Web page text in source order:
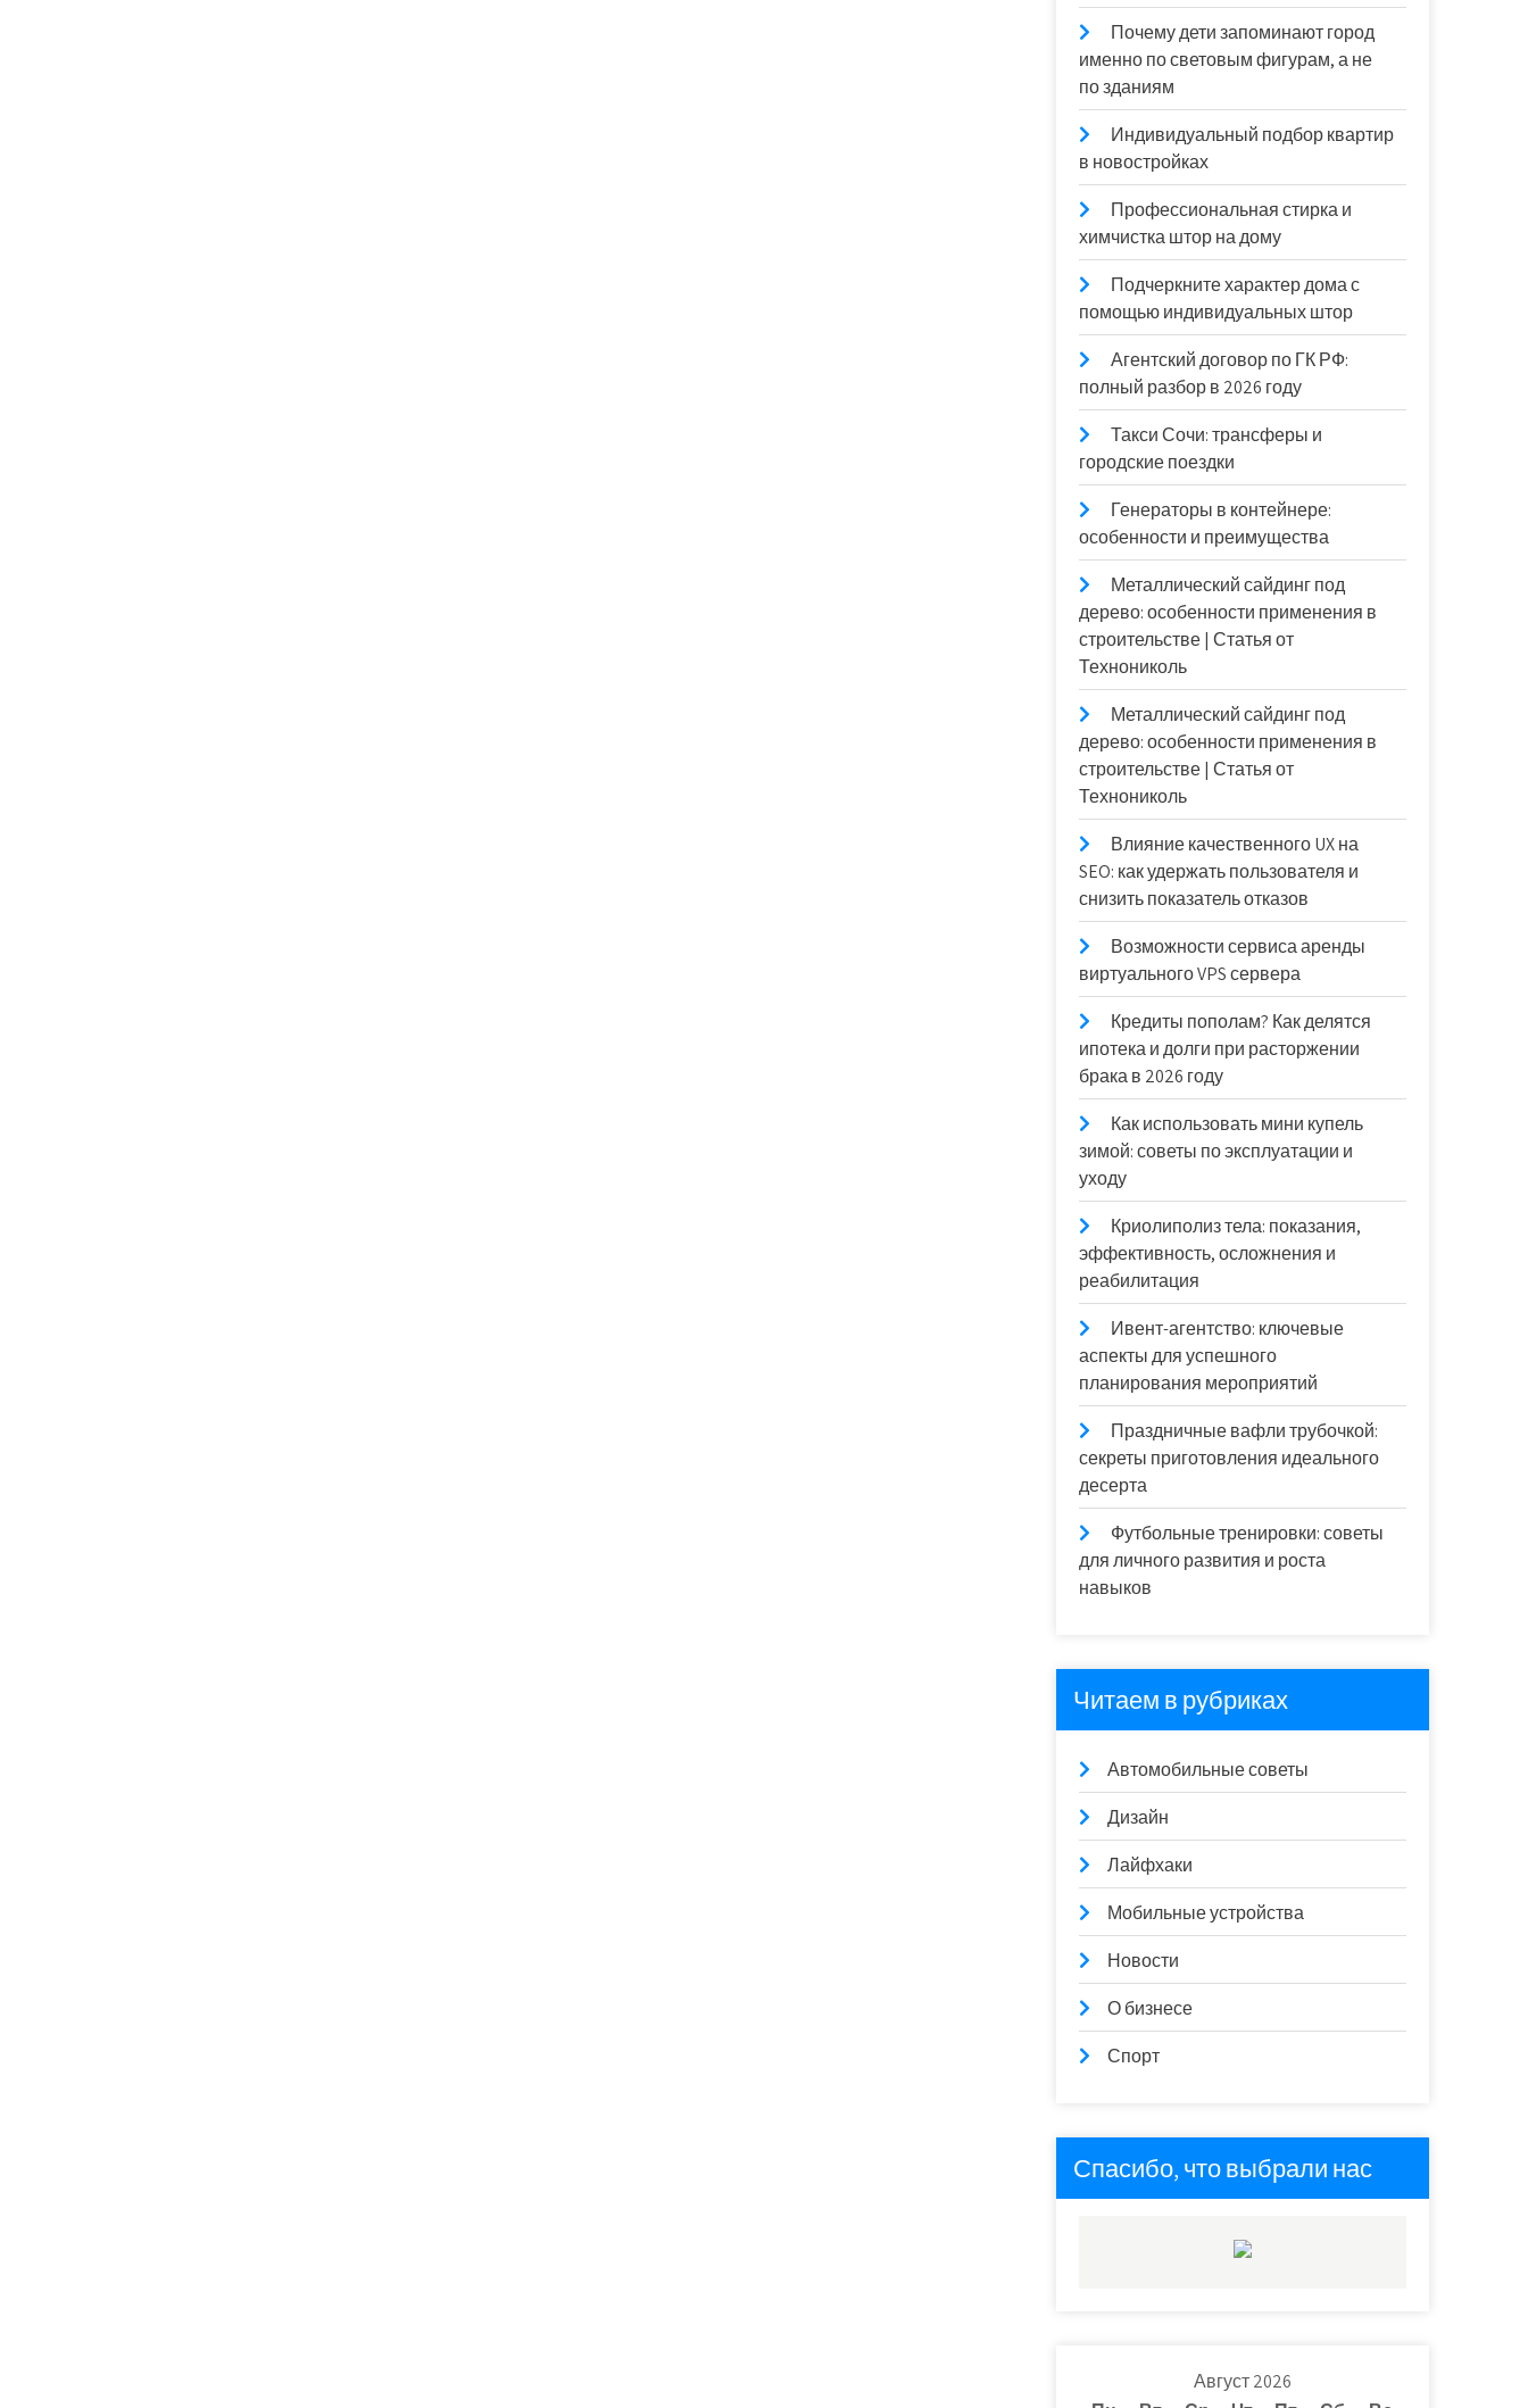
Почему дети запоминают город
именно по световым фигурам, а не
по зданиям
Индивидуальный подбор квартир
в новостройках
Профессиональная стирка и
химчистка штор на дому
Подчеркните характер дома с
помощью индивидуальных штор
Агентский договор по ГК РФ:
полный разбор в 2026 году
Такси Сочи: трансферы и
городские поездки
Генераторы в контейнере:
особенности и преимущества
Металлический сайдинг под
дерево: особенности применения в
строительстве | Статья от
Технониколь
Металлический сайдинг под
дерево: особенности применения в
строительстве | Статья от
Технониколь
Влияние качественного UX на
SEO: как удержать пользователя и
снизить показатель отказов
Возможности сервиса аренды
виртуального VPS сервера
Кредиты пополам? Как делятся
ипотека и долги при расторжении
брака в 2026 году
Как использовать мини купель
зимой: советы по эксплуатации и
уходу
Криолиполиз тела: показания,
эффективность, осложнения и
реабилитация
Ивент-агентство: ключевые
аспекты для успешного
планирования мероприятий
Праздничные вафли трубочкой:
секреты приготовления идеального
десерта
Футбольные тренировки: советы
для личного развития и роста
навыков
Читаем в рубриках
Автомобильные советы
Дизайн
Лайфхаки
Мобильные устройства
Новости
О бизнесе
Спорт
Спасибо, что выбрали нас
Август 2026